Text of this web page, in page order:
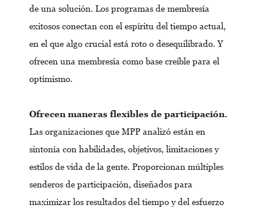
de una solución. Los programas de membresía
exitosos conectan con el espíritu del tiempo actual,
en el que algo crucial está roto o desequilibrado. Y
ofrecen una membresía como base creíble para el
optimismo.
Ofrecen maneras flexibles de participación.
Las organizaciones que MPP analizó están en
sintonía con habilidades, objetivos, limitaciones y
estilos de vida de la gente. Proporcionan múltiples
senderos de participación, diseñados para
maximizar los resultados del tiempo y del esfuerzo